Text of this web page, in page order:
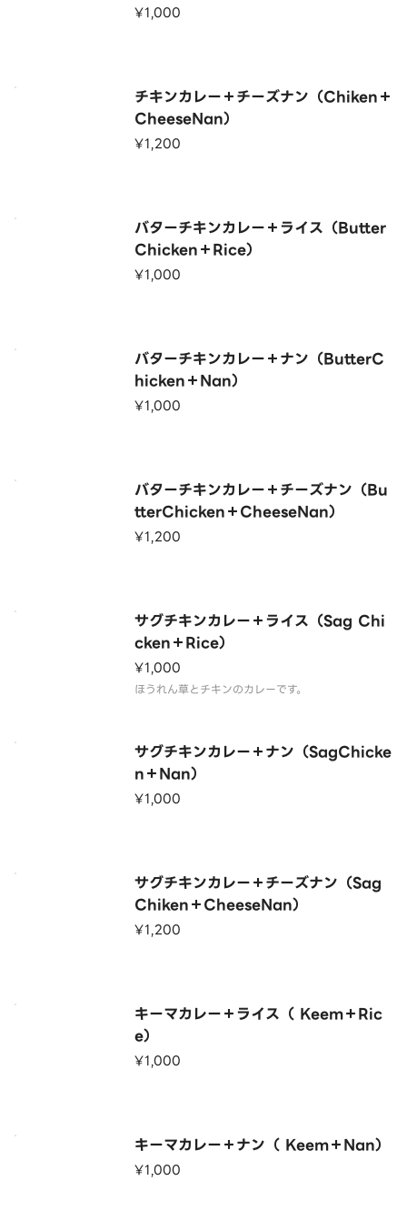
¥1,000
チキンカレー＋チーズナン（Chiken＋
CheeseNan）
¥1,200
バターチキンカレー＋ライス（Butter
Chicken＋Rice）
¥1,000
バターチキンカレー＋ナン（ButterC
hicken＋Nan）
¥1,000
バターチキンカレー＋チーズナン（Bu
tterChicken＋CheeseNan）
¥1,200
サグチキンカレー＋ライス（Sag Chi
cken＋Rice）
¥1,000
ほうれん草とチキンのカレーです。
サグチキンカレー＋ナン（SagChicke
n＋Nan）
¥1,000
サグチキンカレー＋チーズナン（Sag
Chiken＋CheeseNan）
¥1,200
キーマカレー＋ライス（ Keem＋Ric
e）
¥1,000
キーマカレー＋ナン（ Keem＋Nan）
¥1,000